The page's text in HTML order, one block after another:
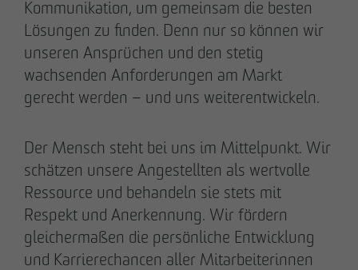
Kommunikation, um gemeinsam die besten
Lösungen zu finden. Denn nur so können wir
unseren Ansprüchen und den stetig
wachsenden Anforderungen am Markt
gerecht werden – und uns weiterentwickeln.
Der Mensch steht bei uns im Mittelpunkt. Wir
schätzen unsere Angestellten als wertvolle
Ressource und behandeln sie stets mit
Respekt und Anerkennung. Wir fördern
gleichermaßen die persönliche Entwicklung
und Karrierechancen aller Mitarbeiterinnen